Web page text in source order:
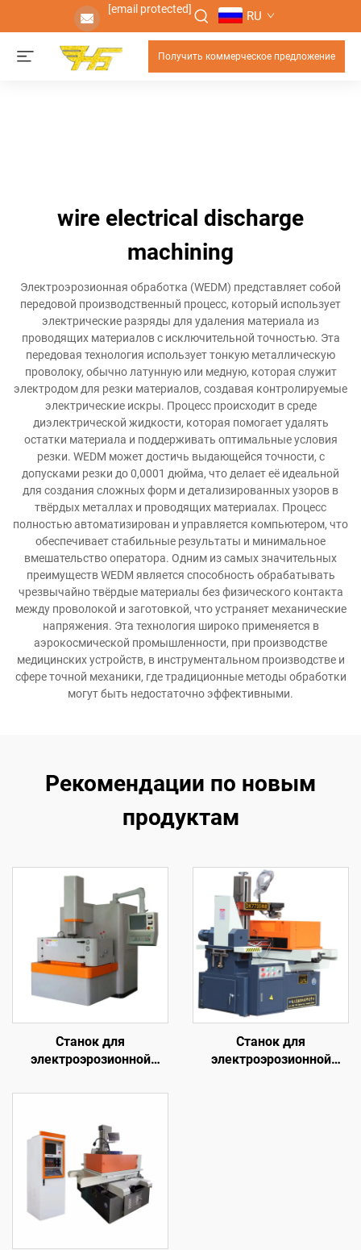
[email protected] RU
Получить коммерческое предложение
wire electrical discharge
machining
Электроэрозионная обработка (WEDM) представляет собой
передовой производственный процесс, который использует
электрические разряды для удаления материала из
проводящих материалов с исключительной точностью. Эта
передовая технология использует тонкую металлическую
проволоку, обычно латунную или медную, которая служит
электродом для резки материалов, создавая контролируемые
электрические искры. Процесс происходит в среде
диэлектрической жидкости, которая помогает удалять
остатки материала и поддерживать оптимальные условия
резки. WEDM может достичь выдающейся точности, с
допусками резки до 0,0001 дюйма, что делает её идеальной
для создания сложных форм и детализированных узоров в
твёрдых металлах и проводящих материалах. Процесс
полностью автоматизирован и управляется компьютером, что
обеспечивает стабильные результаты и минимальное
вмешательство оператора. Одним из самых значительных
преимуществ WEDM является способность обрабатывать
чрезвычайно твёрдые материалы без физического контакта
между проволокой и заготовкой, что устраняет механические
напряжения. Эта технология широко применяется в
аэрокосмической промышленности, при производстве
медицинских устройств, в инструментальном производстве и
сфере точной механики, где традиционные методы обработки
могут быть недостаточно эффективными.
Рекомендации по новым
продуктам
Станок для
электроэрозионной
погружения с ЧПУ
Станок для
электроэрозионной